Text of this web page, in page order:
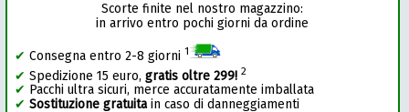
Scorte finite nel nostro magazzino:
in arrivo entro pochi giorni da ordine
✔ Consegna entro 2-8 giorni 1
✔ Spedizione 15 euro,gratis oltre 299! 2
✔ Pacchi ultra sicuri, merce accuratamente imballata
✔ Sostituzione gratuitain caso di danneggiamenti